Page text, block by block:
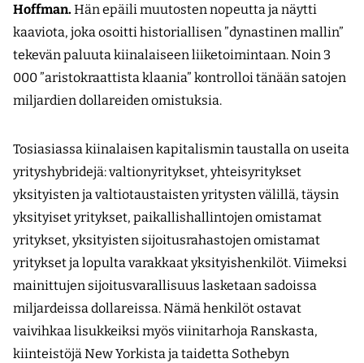
Hoffman. Hän epäili muutosten nopeutta ja näytti
kaaviota, joka osoitti historiallisen ”dynastinen mallin”
tekevän paluuta kiinalaiseen liiketoimintaan. Noin 3
000 ”aristokraattista klaania” kontrolloi tänään satojen
miljardien dollareiden omistuksia.
Tosiasiassa kiinalaisen kapitalismin taustalla on useita
yrityshybridejä: valtionyritykset, yhteisyritykset
yksityisten ja valtiotaustaisten yritysten välillä, täysin
yksityiset yritykset, paikallishallintojen omistamat
yritykset, yksityisten sijoitusrahastojen omistamat
yritykset ja lopulta varakkaat yksityishenkilöt. Viimeksi
mainittujen sijoitusvarallisuus lasketaan sadoissa
miljardeissa dollareissa. Nämä henkilöt ostavat
vaivihkaa lisukkeiksi myös viinitarhoja Ranskasta,
kiinteistöjä New Yorkista ja taidetta Sothebyn